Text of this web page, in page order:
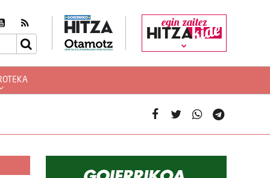
egin zaitez